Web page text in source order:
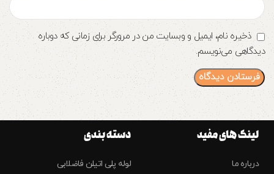
ذخیره نام، ایمیل و وبسایت من در مرورگر برای زمانی که دوباره
دیدگاهی می‌نویسم.
لینک های مفید
درباره ما
دسته بندی
لوله پلی اتیلن فاضلابی